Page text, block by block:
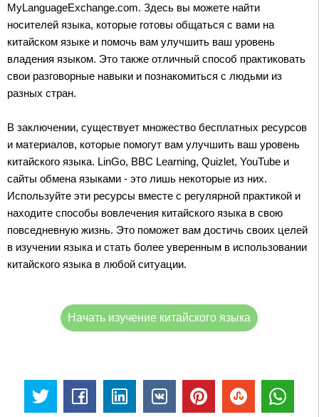
MyLanguageExchange.com. Здесь вы можете найти
носителей языка, которые готовы общаться с вами на
китайском языке и помочь вам улучшить ваш уровень
владения языком. Это также отличный способ практиковать
свои разговорные навыки и познакомиться с людьми из
разных стран.
В заключении, существует множество бесплатных ресурсов
и материалов, которые помогут вам улучшить ваш уровень
китайского языка. LinGo, BBC Learning, Quizlet, YouTube и
сайты обмена языками - это лишь некоторые из них.
Используйте эти ресурсы вместе с регулярной практикой и
находите способы вовлечения китайского языка в свою
повседневную жизнь. Это поможет вам достичь своих целей
в изучении языка и стать более уверенным в использовании
китайского языка в любой ситуации.
Начать изучение китайского языка